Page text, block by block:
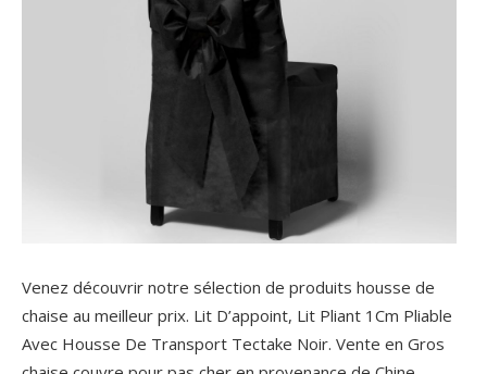
Venez découvrir notre sélection de produits housse de
chaise au meilleur prix. Lit D’appoint, Lit Pliant 1Cm Pliable
Avec Housse De Transport Tectake Noir. Vente en Gros